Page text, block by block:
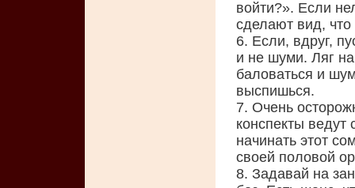
войти?». Если
сделают вид, что
6. Если, вдруг,
и не шуми. Ляг на
баловаться и
выспишься.
7. Очень
конспекты ведут
начинать этот
своей половой
8. Задавай на